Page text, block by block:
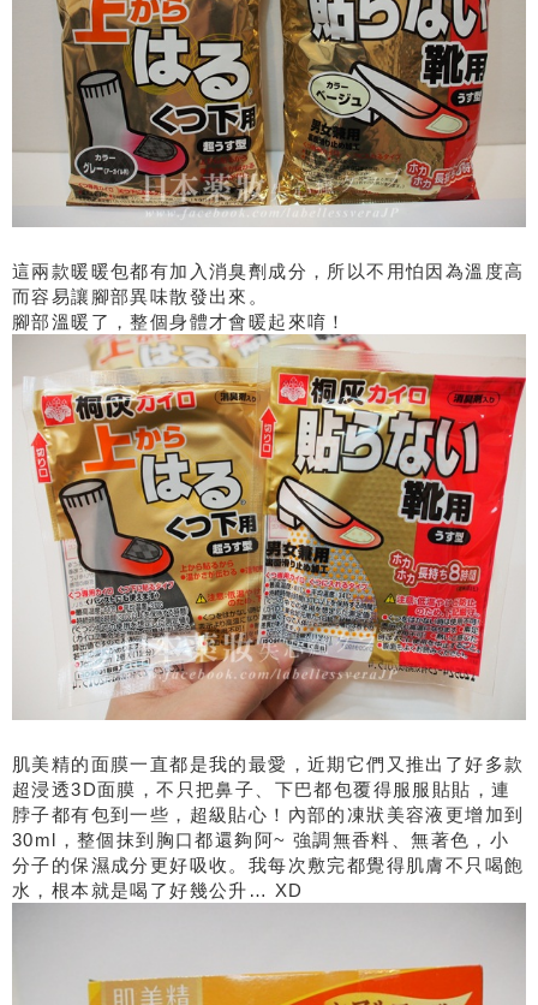
這兩款暖暖包都有加入消臭劑成分，所以不用怕因為溫度高
而容易讓腳部異味散發出來。
腳部溫暖了，整個身體才會暖起來唷！
肌美精的面膜一直都是我的最愛，近期它們又推出了好多款
超浸透3D面膜，不只把鼻子、下巴都包覆得服服貼貼，連
脖子都有包到一些，超級貼心！內部的凍狀美容液更增加到
30ml，整個抹到胸口都還夠阿~ 強調無香料、無著色，小
分子的保濕成分更好吸收。我每次敷完都覺得肌膚不只喝飽
水，根本就是喝了好幾公升… XD